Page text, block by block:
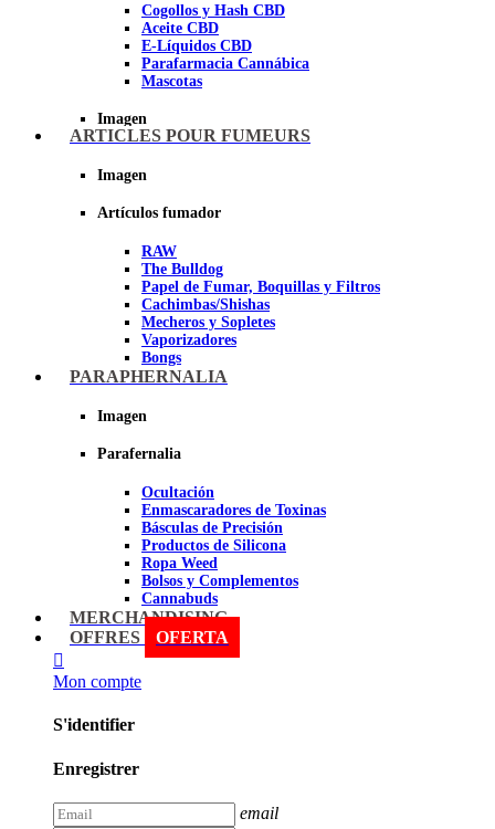
Cogollos y Hash CBD
Aceite CBD
E-Líquidos CBD
Parafarmacia Cannábica
Mascotas
Imagen
ARTICLES POUR FUMEURS
Imagen
Artículos fumador
RAW
The Bulldog
Papel de Fumar, Boquillas y Filtros
Cachimbas/Shishas
Mecheros y Sopletes
Vaporizadores
Bongs
Bandejas para liar
Ceniceros para Fumadores
Pipas BHO
Dabbers
Imagen
PARAPHERNALIA
Imagen
Parafernalia
Ocultación
Enmascaradores de Toxinas
Básculas de Precisión
Productos de Silicona
Ropa Weed
Bolsos y Complementos
Cannabuds
Inciensos
Libros y DVD's
Imagen
MERCHANDISING
OFFRES
OFERTA
Mon compte
S'identifier
Enregistrer
email